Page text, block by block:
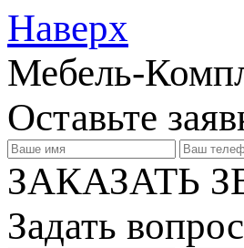
Наверх
Мебель-
Оставьте
ЗАКАЗАТЬ
Задать вопрос